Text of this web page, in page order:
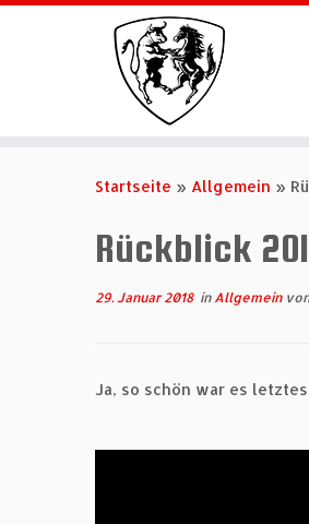
Startseite » Allgemein »
Rückblick
29. Januar 2018in Allgemein
Ja, so schön war es letztes